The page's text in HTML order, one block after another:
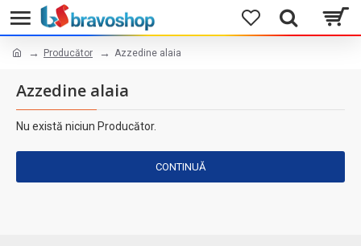
Producător Azzedine alaia
Azzedine alaia
Nu există niciun Producător.
CONTINUĂ